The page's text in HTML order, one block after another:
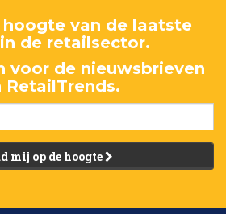
van de laatste
de retailsector.
voor de nieuwsbrieven
RetailTrends.
mij op de hoogte